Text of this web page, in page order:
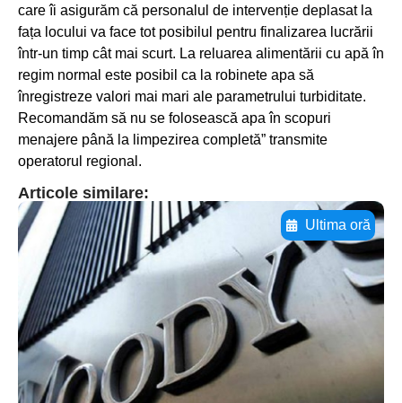
care îi asigurăm că personalul de intervenție deplasat la
fața locului va face tot posibilul pentru finalizarea lucrării
într-un timp cât mai scurt. La reluarea alimentării cu apă în
regim normal este posibil ca la robinete apa să
înregistreze valori mai mari ale parametrului turbiditate.
Recomandăm să nu se folosească apa în scopuri
menajere până la limpezirea completă” transmite
operatorul regional.
Articole similare:
Ultima oră
Adaugă aici textul pentru
subtitluAdaugă aici
textul pentru
subtitluAdaugă aici
textul pentru